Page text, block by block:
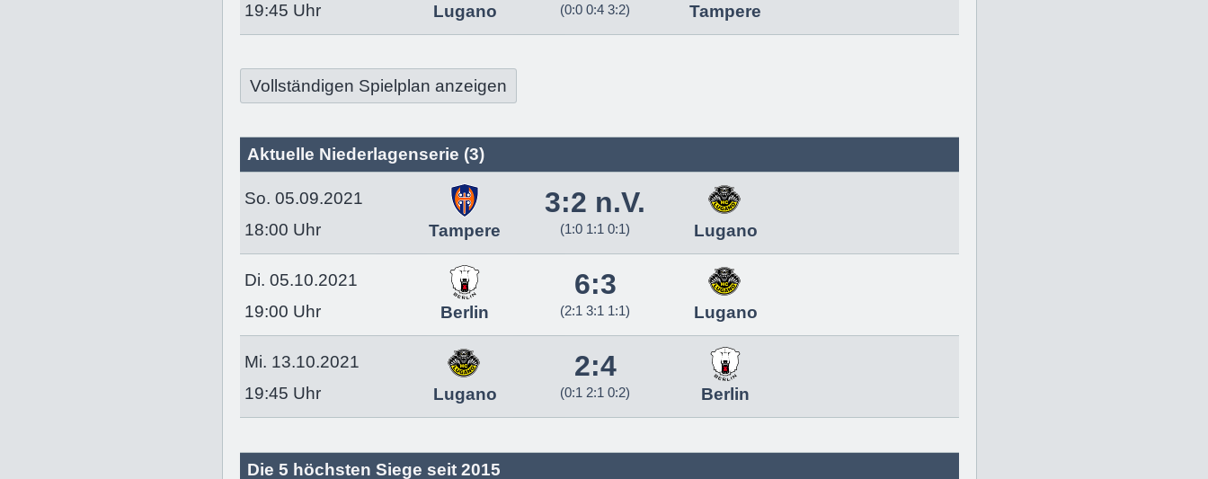
19:45 Uhr
Lugano (0:0 0:4 3:2) Tampere
Vollständigen Spielplan anzeigen
Aktuelle Niederlagenserie (3)
So. 05.09.2021
18:00 Uhr
Tampere
3:2 n.V.
(1:0 1:1 0:1) Lugano
Di. 05.10.2021
19:00 Uhr
Berlin
6:3
(2:1 3:1 1:1) Lugano
Mi. 13.10.2021
19:45 Uhr
Lugano
2:4
(0:1 2:1 0:2) Berlin
Die 5 höchsten Siege seit 2015